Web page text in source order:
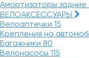
Амортизаторы задние
ВЕЛОАКСЕССУАРЫ
Велоаптечки 15
Крепления на
Багажники 80
Велонасосы 115